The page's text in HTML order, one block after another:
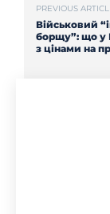
PREVIOUS
Військовий
борщу”: що у
з цінами на